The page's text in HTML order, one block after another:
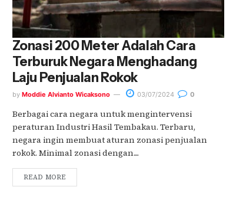
Zonasi 200 Meter Adalah Cara
Terburuk Negara Menghadang
Laju Penjualan Rokok
by Moddie Alvianto Wicaksono 03/07/2024 0
Berbagai cara negara untuk mengintervensi
peraturan Industri Hasil Tembakau. Terbaru,
negara ingin membuat aturan zonasi penjualan
rokok. Minimal zonasi dengan....
READ MORE